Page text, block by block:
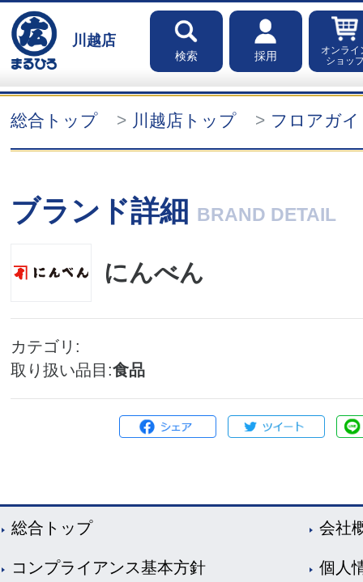
川越店
検索 採用
オンライ
ショッ
総合トップ 川越店トップ フロアガ
ブランド詳細 BRAND DETAIL
にんべん
カテゴリ
取り扱い品目 食品
総合トップ 会社
コンプライアンス基本方針 個人